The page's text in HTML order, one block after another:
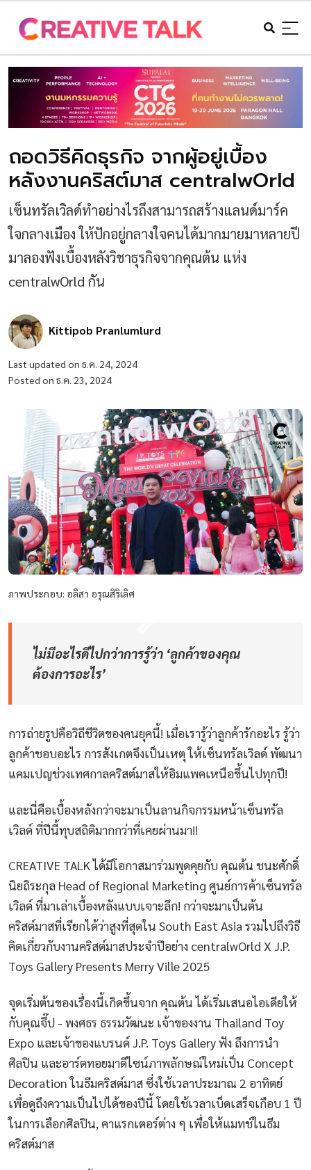
ถอดวิธีคิดธุรกิจ จากผู้อยู่เบื้อง
หลังงานคริสต์มาส centralwOrld
เซ็นทรัลเวิลด์ทำอย่างไรถึงสามารถสร้างแลนด์มาร์ค
ใจกลางเมือง ให้ปักอยู่กลางใจคนได้มากมายมาหลายปี
มาลองฟังเบื้องหลังวิชาธุรกิจจากคุณต้น แห่ง
centralwOrld กัน
Kittipob Pranlumlurd
Last updated on ธ.ค. 24, 2024
Posted on ธ.ค. 23, 2024
ภาพประกอบ: อลิสา อรุณสิริเลิศ
ไม่มีอะไรดีไปกว่าการรู้ว่า ‘ลูกค้าของคุณ
ต้องการอะไร’
การถ่ายรูปคือวิถีชีวิตของคนยุคนี้! เมื่อเรารู้ว่าลูกค้ารักอะไร รู้ว่า
ลูกค้าชอบอะไร การสังเกตจึงเป็นเหตุ ให้เซ็นทรัลเวิลด์ พัฒนา
แคมเปญช่วงเทศกาลคริสต์มาสให้อิมแพคเหนือขึ้นไปทุกปี!
และนี่คือเบื้องหลังกว่าจะมาเป็นลานกิจกรรมหน้าเซ็นทรัล
เวิลด์ ที่ปีนี้ทุบสถิติมากกว่าที่เคยผ่านมา!!
CREATIVE TALK ได้มีโอกาสมาร่วมพูดคุยกับ คุณต้น ชนะศักดิ์
นิยถิระกุล Head of Regional Marketing ศูนย์การค้าเซ็นทรัล
เวิลด์ ที่มาเล่าเบื้องหลังแบบเจาะลึก! กว่าจะมาเป็นต้น
คริสต์มาสที่เรียกได้ว่าสูงที่สุดใน South East Asia รวมไปถึงวิธี
คิดเกี่ยวกับงานคริสต์มาสประจำปีอย่าง centralwOrld X J.P.
Toys Gallery Presents Merry Ville 2025
จุดเริ่มต้นของเรื่องนี้เกิดขึ้นจาก คุณต้น ได้เริ่มเสนอไอเดียให้
กับคุณจี๊ป - พงศธร ธรรมวัฒนะ เจ้าของงาน Thailand Toy
Expo และเจ้าของแบรนด์ J.P. Toys Gallery ฟัง ถึงการนำ
ศิลปิน และอาร์ตทอยมาดีไซน์ภาพลักษณ์ใหม่เป็น Concept
Decoration ในธีมคริสต์มาส ซึ่งใช้เวลาประมาณ 2 อาทิตย์
เพื่อดูถึงความเป็นไปได้ของปีนี้ โดยใช้เวลาเบ็ดเสร็จเกือบ 1 ปี
ในการเลือกศิลปิน, คาแรกเตอร์ต่าง ๆ เพื่อให้แมทช์ในธีม
คริสต์มาส